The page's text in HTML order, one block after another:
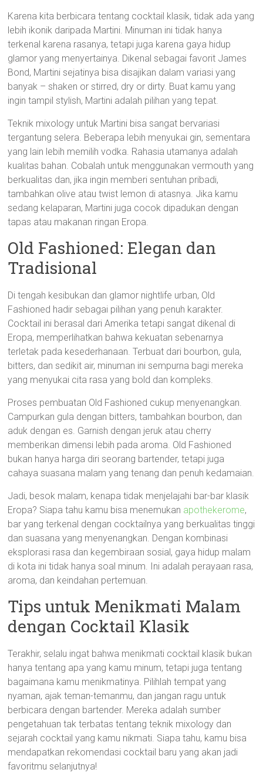
Karena kita berbicara tentang cocktail klasik, tidak ada yang
lebih ikonik daripada Martini. Minuman ini tidak hanya
terkenal karena rasanya, tetapi juga karena gaya hidup
glamor yang menyertainya. Dikenal sebagai favorit James
Bond, Martini sejatinya bisa disajikan dalam variasi yang
banyak – shaken or stirred, dry or dirty. Buat kamu yang
ingin tampil stylish, Martini adalah pilihan yang tepat.
Teknik mixology untuk Martini bisa sangat bervariasi
tergantung selera. Beberapa lebih menyukai gin, sementara
yang lain lebih memilih vodka. Rahasia utamanya adalah
kualitas bahan. Cobalah untuk menggunakan vermouth yang
berkualitas dan, jika ingin memberi sentuhan pribadi,
tambahkan olive atau twist lemon di atasnya. Jika kamu
sedang kelaparan, Martini juga cocok dipadukan dengan
tapas atau makanan ringan Eropa.
Old Fashioned: Elegan dan
Tradisional
Di tengah kesibukan dan glamor nightlife urban, Old
Fashioned hadir sebagai pilihan yang penuh karakter.
Cocktail ini berasal dari Amerika tetapi sangat dikenal di
Eropa, memperlihatkan bahwa kekuatan sebenarnya
terletak pada kesederhanaan. Terbuat dari bourbon, gula,
bitters, dan sedikit air, minuman ini sempurna bagi mereka
yang menyukai cita rasa yang bold dan kompleks.
Proses pembuatan Old Fashioned cukup menyenangkan.
Campurkan gula dengan bitters, tambahkan bourbon, dan
aduk dengan es. Garnish dengan jeruk atau cherry
memberikan dimensi lebih pada aroma. Old Fashioned
bukan hanya harga diri seorang bartender, tetapi juga
cahaya suasana malam yang tenang dan penuh kedamaian.
Jadi, besok malam, kenapa tidak menjelajahi bar-bar klasik
Eropa? Siapa tahu kamu bisa menemukan apothekerome,
bar yang terkenal dengan cocktailnya yang berkualitas tinggi
dan suasana yang menyenangkan. Dengan kombinasi
eksplorasi rasa dan kegembiraan sosial, gaya hidup malam
di kota ini tidak hanya soal minum. Ini adalah perayaan rasa,
aroma, dan keindahan pertemuan.
Tips untuk Menikmati Malam
dengan Cocktail Klasik
Terakhir, selalu ingat bahwa menikmati cocktail klasik bukan
hanya tentang apa yang kamu minum, tetapi juga tentang
bagaimana kamu menikmatinya. Pilihlah tempat yang
nyaman, ajak teman-temanmu, dan jangan ragu untuk
berbicara dengan bartender. Mereka adalah sumber
pengetahuan tak terbatas tentang teknik mixology dan
sejarah cocktail yang kamu nikmati. Siapa tahu, kamu bisa
mendapatkan rekomendasi cocktail baru yang akan jadi
favoritmu selanjutnya!